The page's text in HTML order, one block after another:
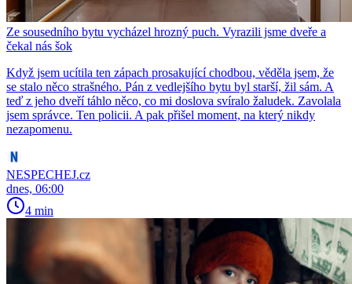
Ze sousedního bytu vycházel hrozný puch. Vyrazili jsme dveře a
čekal nás šok
Když jsem ucítila ten zápach prosakující chodbou, věděla jsem, že
se stalo něco strašného. Pán z vedlejšího bytu byl starší, žil sám. A
teď z jeho dveří táhlo něco, co mi doslova svíralo žaludek. Zavolala
jsem správce. Ten policii. A pak přišel moment, na který nikdy
nezapomenu.
NESPECHEJ.cz
dnes, 06:00
4 min